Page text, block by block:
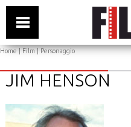
Home|Film| Personaggio
JIM HENSON